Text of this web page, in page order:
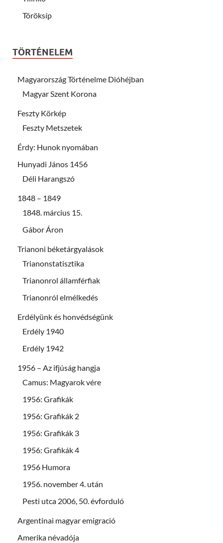
Töröksíp
TÖRTÉNELEM
Magyarország Történelme Dióhéjban
Magyar Szent Korona
Feszty Körkép
Feszty Metszetek
Érdy: Hunok nyomában
Hunyadi János 1456
Déli Harangszó
1848 – 1849
1848. március 15.
Gábor Áron
Trianoni béketárgyalások
Trianonstatisztika
Trianonrol államférfiak
Trianonról elmélkedés
Erdélyünk és honvédségünk
Erdély 1940
Erdély 1942
1956 – Az ifjúság hangja
Camus: Magyarok vére
1956: Grafikák
1956: Grafikák 2
1956: Grafikák 3
1956: Grafikák 4
1956 Humora
1956. november 4. után
Pesti utca 2006, 50. évforduló
Argentinai magyar emigració
Amerika névadója